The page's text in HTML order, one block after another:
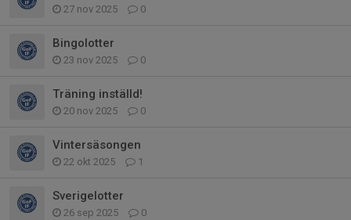
27 nov 2025 0
Bingolotter
23 nov 2025 0
Träning inställd!
20 nov 2025 0
Vintersäsongen
22 okt 2025 1
Sverigelotter
26 sep 2025 0